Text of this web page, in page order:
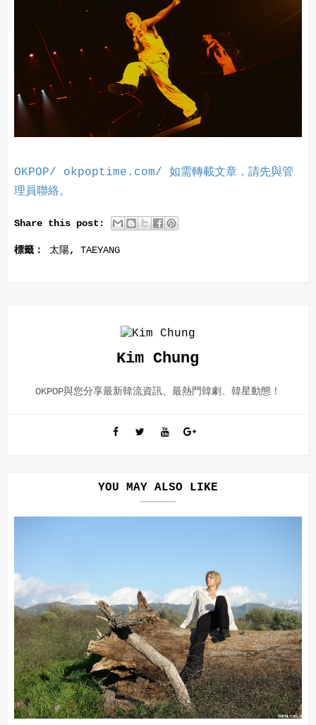
OKPOP/ okpoptime.com/ 如需轉載文章，請先與管
理員聯絡。
Share this post:
標籤： 太陽, TAEYANG
Kim Chung
OKPOP與您分享最新韓流資訊、最熱門韓劇、韓星動態！
YOU MAY ALSO LIKE